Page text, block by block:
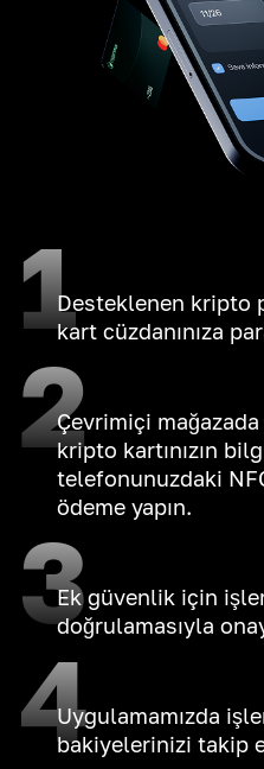
1Desteklenen kripto
kart cüzdanınıza
2Çevrimiçi
kripto kartınızın
telefonunuzdaki
ödeme yapın.
3Ek güvenlik için
doğrulamasıyla
4Uygulamamızda
bakiyelerinizi takip